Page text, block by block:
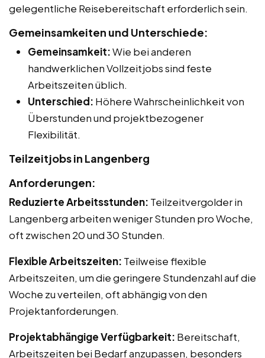
gelegentliche Reisebereitschaft erforderlich sein.
Gemeinsamkeiten und Unterschiede:
Gemeinsamkeit:Wie bei anderen
handwerklichen Vollzeitjobs sind feste
Arbeitszeiten üblich.
Unterschied: Höhere Wahrscheinlichkeit von
Überstunden und projektbezogener
Flexibilität.
Teilzeitjobs in Langenberg
Anforderungen:
Reduzierte Arbeitsstunden: Teilzeitvergolder in
Langenberg arbeiten weniger Stunden pro Woche,
oft zwischen 20 und 30 Stunden.
Flexible Arbeitszeiten: Teilweise flexible
Arbeitszeiten, um die geringere Stundenzahl auf die
Woche zu verteilen, oft abhängig von den
Projektanforderungen.
Projektabhängige Verfügbarkeit: Bereitschaft,
Arbeitszeiten bei Bedarf anzupassen, besonders